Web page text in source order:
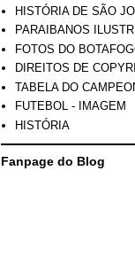
HISTÓRIA DE SÃO
PARAIBANOS
FOTOS DO
DIREITOS DE
TABELA DO
FUTEBOL - IMAGEM
HISTÓRIA
Fanpage do Blog